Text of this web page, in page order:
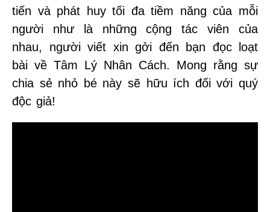
tiến và phát huy tối đa tiềm năng của mỗi
người như là những cộng tác viên của
nhau, người viết xin gởi đến bạn đọc loạt
bài về Tâm Lý Nhân Cách. Mong rằng sự
chia sẻ nhỏ bé này sẽ hữu ích đối với quý
độc giả!